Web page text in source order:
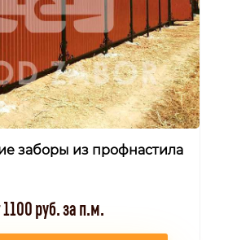
заборы из профнастила
1100 руб. за п.м.